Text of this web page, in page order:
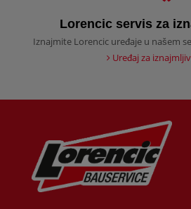
Lorencic servis za
Iznajmite Lorencic uređaje u našem
Uređaj za